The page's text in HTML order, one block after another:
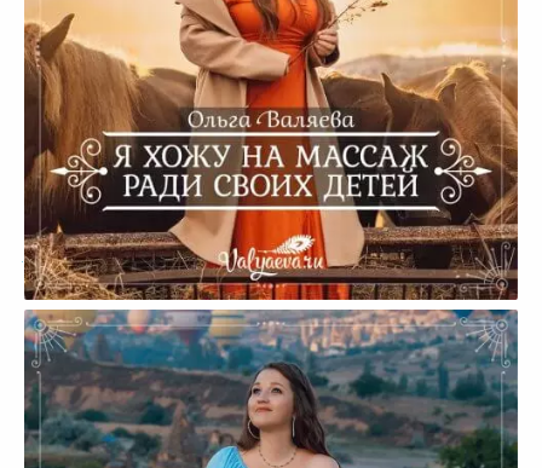
Я хожу на массаж ради своих детей. И
вот почему.